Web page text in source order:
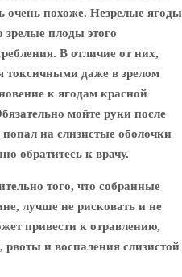
очень похоже. Незрелые ягоды
плоды этого
В отличие от них,
токсичными даже в зрелом
к ягодам красной
мойте руки после
на слизистые оболочки
обратитесь к врачу.
того, что собранные
лучше не рисковать и не
привести к отравлению,
и воспаления слизистой